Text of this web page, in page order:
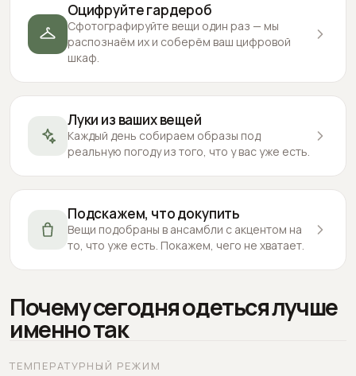
Оцифруйте гардероб
Сфотографируйте вещи один раз — мы
распознаём их и соберём ваш цифровой
шкаф.
Луки из ваших вещей
Каждый день собираем образы под
реальную погоду из того, что у вас уже есть.
Подскажем, что докупить
Вещи подобраны в ансамбли с акцентом на
то, что уже есть. Покажем, чего не хватает.
Почему сегодня одеться лучше
именно так
ТЕМПЕРАТУРНЫЙ РЕЖИМ